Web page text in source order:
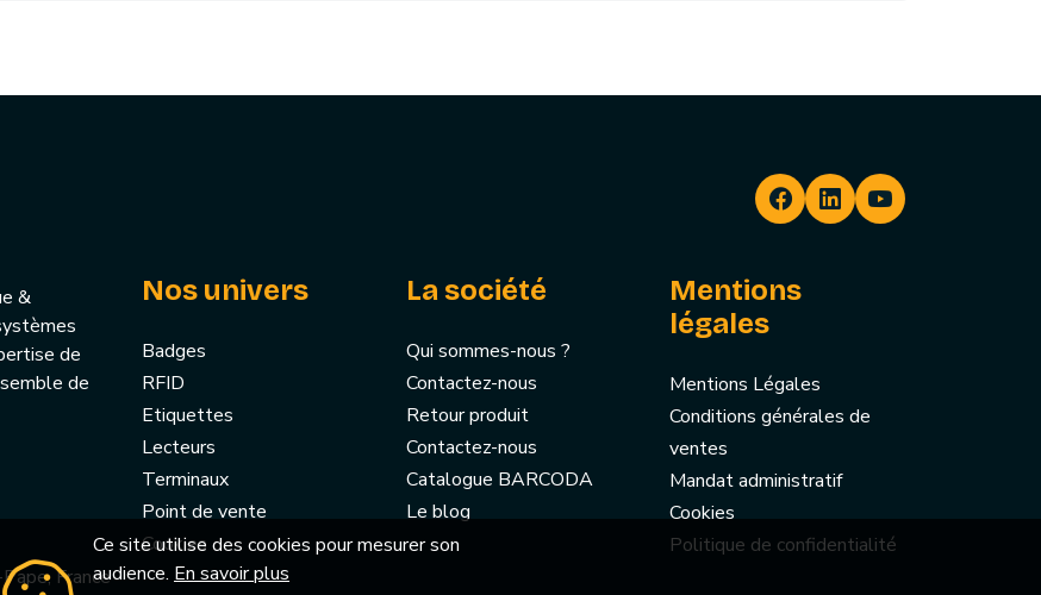
&
de
de
France
Nos univers
Badges
RFID
Etiquettes
Lecteurs
Terminaux
Point de vente
Cookies
La société
Qui sommes-nous ?
Contactez-nous
Retour produit
Contactez-nous
Catalogue BARCODA
Le blog
Mentions
légales
Mentions Légales
Conditions générales de
ventes
Mandat administratif
Cookies
Politique de confidentialité
Ce site utilise des cookies pour mesurer son
audience. En savoir plus